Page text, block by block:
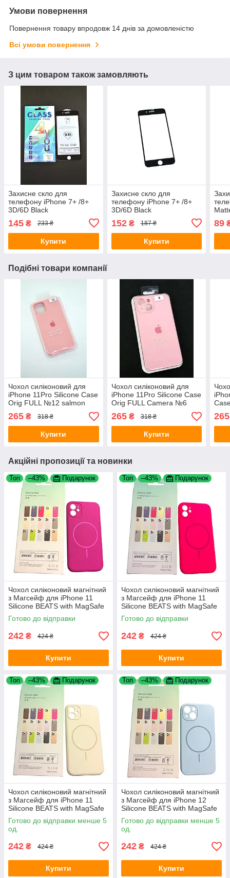
Умови повернення
Повернення товару впродовж 14 днів за домовленістю
Всі умови повернення
З цим товаром також замовляють
Захисне скло для
телефону iPhone 7+ /8+
3D/6D Black
145 ₴ 233 ₴
Купити
Захисне скло для
телефону iPhone 7+ /8+
3D/6D Black
152₴ 187 ₴
Купити
89
Подібні товари компанії
Чохол силіконовий для
iPhone 11Pro Silicone Case
Orig FULL №12 salmon
pink 4you
265 ₴ 318 ₴
Купити
Чохол силіконовий для
iPhone 11Pro Silicone Case
Orig FULL Camera №6
Light pink 4you
265₴ 318 ₴
Купити
№52
265
Акційні пропозиції та новинки
Топ –43% Подарунок
Чохол силіконовий магнітний
з Магсейф для iPhone 11
Silicone BEATS with MagSafe
№15 Sunset Purple
Готово до відправки
242 ₴ 424 ₴
Купити
Топ –43% Подарунок
Чохол силіконовий магнітний
з Магсейф для iPhone 11
Silicone BEATS with MagSafe
№10 Sunrise Pink
Готово до відправки
242 ₴ 424 ₴
Купити
Топ –43% Подарунок
Чохол силіконовий магнітний
з Магсейф для iPhone 11
Silicone BEATS with MagSafe
№5 Milk
Готово до відправки менше 5
од.
242 ₴ 424 ₴
Купити
Топ –43% Подарунок
Чохол силіконовий магнітний
з Магсейф для iPhone 12
Silicone BEATS with MagSafe
№1 Light blue
Готово до відправки менше 5
од.
242 ₴ 424 ₴
Купити